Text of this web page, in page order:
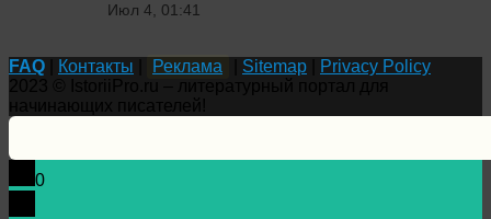
Июл 4, 01:41
FAQ Контакты Реклама Sitemap
Privacy Policy
0